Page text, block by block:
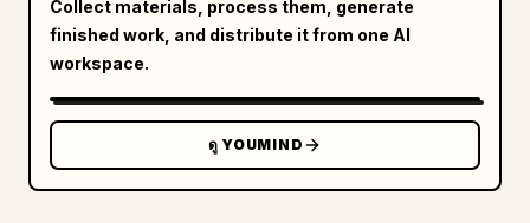
Collect materials, process them, generate
finished work, and distribute it from one AI
workspace.
ดู YOUMIND